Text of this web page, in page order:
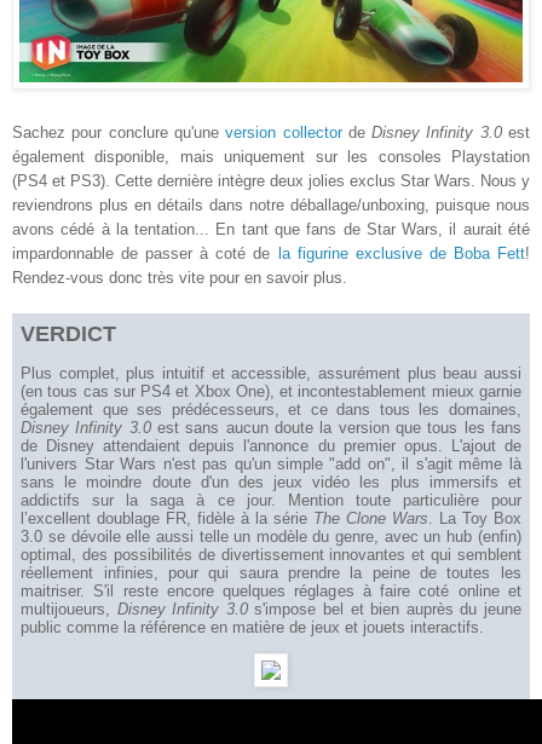
Sachez pour conclure qu'uneversion collectordeDisney Infinity 3.0est
également disponible, mais uniquement sur les consoles Playstation
(PS4 et PS3). Cette dernière intègre deux jolies exclus Star Wars. Nous y
reviendrons plus en détails dans notre déballage/unboxing, puisque nous
avons cédé à la tentation... En tant que fans de Star Wars, il aurait été
impardonnable de passer à coté de la figurine exclusive de Boba Fett!
Rendez-vous donc très vite pour en savoir plus.
VERDICT
Plus complet, plus intuitif et accessible, assurément plus beau aussi
(en tous cas sur PS4 et Xbox One), et incontestablement mieux garnie
également que ses prédécesseurs, et ce dans tous les domaines,
Disney Infinity 3.0est sans aucun doute la version que tous les fans
de Disney attendaient depuis l'annonce du premier opus. L'ajout de
l'univers Star Wars n'est pas qu'un simple "add on", il s'agit même là
sans le moindre doute d'un des jeux vidéo les plus immersifs et
addictifs sur la saga à ce jour. Mention toute particulière pour
l’excellent doublage FR, fidèle à la série The Clone Wars . La Toy Box
3.0 se dévoile elle aussi telle un modèle du genre, avec un hub (enfin)
optimal, des possibilités de divertissement innovantes et qui semblent
réellement infinies, pour qui saura prendre la peine de toutes les
maitriser. S'il reste encore quelques réglages à faire coté online et
multijoueurs, Disney Infinity 3.0s'impose bel et bien auprès du jeune
public comme la référence en matière de jeux et jouets interactifs.